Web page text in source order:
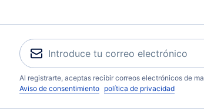
Al registrarte, aceptas recibir correos electrónicos de
Aviso de consentimiento política de privacidad